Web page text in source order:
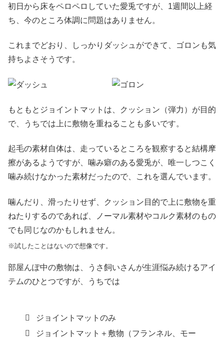
初日から床をペロペロしていた愛兎ですが、1週間以上経
ち、今のところ体調に問題はありません。
これまでどおり、しっかりダッシュができて、ゴロンも気
持ちよさそうです。
もともとジョイントマットは、クッション（弾力）が目的
で、うちでは上に敷物を重ねることも多いです。
起毛の素材自体は、走っているところを観察すると結構摩
擦があるようですが、噛み癖のある愛兎が、唯一しつこく
噛み続けなかった素材だったので、これを選んでいます。
噛んだり、滑ったりせず、クッション目的で上に敷物を重
ねたりするのであれば、ノーマル素材やコルク素材のもの
でも同じなのかもしれません。
※試したことはないので想像です。
部屋んぽ中の敷物は、うさ飼いさんが生涯悩み続けるアイ
テムのひとつですが、うちでは
ジョイントマットのみ
ジョイントマット＋敷物（フランネル、モー